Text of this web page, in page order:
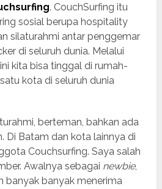
. CouchSurfing itu
sosial berupa hospitality
silaturahmi antar penggemar
di seluruh dunia. Melalui
kita bisa tinggal di rumah-
kota di seluruh dunia
berteman, bahkan ada
Di Batam dan kota lainnya di
Couchsurfing. Saya salah
Awalnya sebagai newbie,
banyak banyak menerima